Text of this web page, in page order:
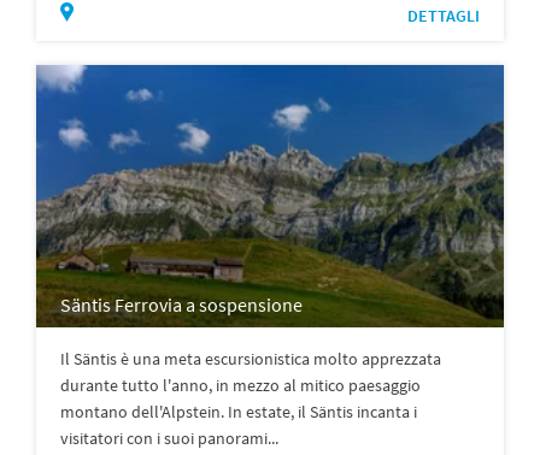
DETTAGLI
Säntis Ferrovia a sospensione
Il Säntis è una meta escursionistica molto apprezzata
durante tutto l'anno, in mezzo al mitico paesaggio
montano dell'Alpstein. In estate, il Säntis incanta i
visitatori con i suoi panorami...